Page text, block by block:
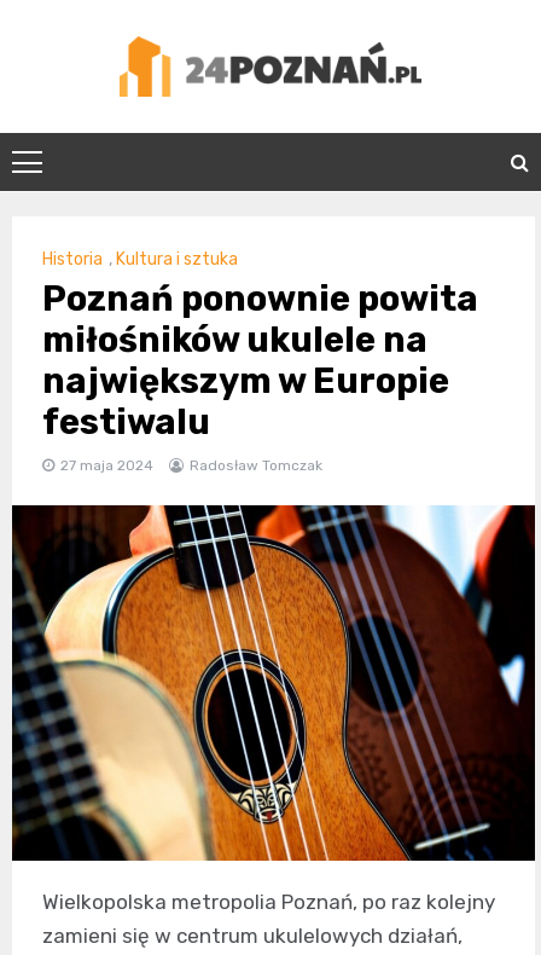
24Poznań.pl
Historia , Kultura i sztuka
Poznań ponownie powita
miłośników ukulele na
największym w Europie
festiwalu
27 maja 2024 Radosław Tomczak
Wielkopolska metropolia Poznań, po raz kolejny
zamieni się w centrum ukulelowych działań,